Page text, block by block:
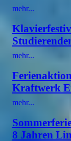
mehr...
mehr...
Kraftwerk
mehr...
8 Jahren